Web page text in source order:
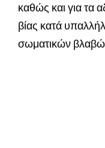
καθώς και για τα
βίας κατά
σωματικών